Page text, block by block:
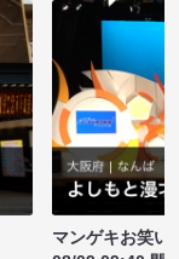
マンゲキお笑い